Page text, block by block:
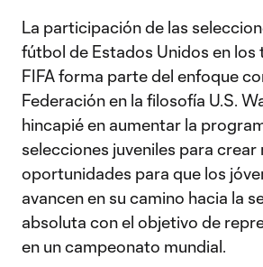
La participación de las
fútbol de Estados Unidos en los
FIFA forma parte del enfoque
Federación en la filosofía U.S.
hincapié en aumentar la
selecciones juveniles para crear
oportunidades para que los
avancen en su camino hacia la
absoluta con el objetivo de
en un campeonato mundial.